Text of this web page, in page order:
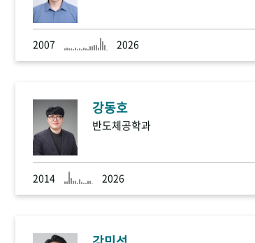
2007 2026
강동호
반도체공학과
2014 2026